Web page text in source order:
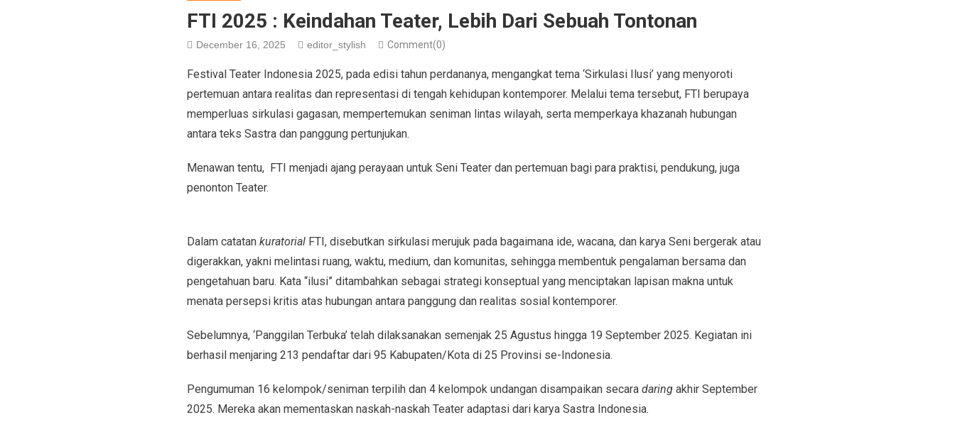
FTI 2025 : Keindahan Teater, Lebih Dari Sebuah Tontonan
December 16, 2025 editor_stylish Comment(0)
Festival Teater Indonesia 2025, pada edisi tahun perdananya, mengangkat tema ‘Sirkulasi Ilusi’ yang menyoroti
pertemuan antara realitas dan representasi di tengah kehidupan kontemporer. Melalui tema tersebut, FTI berupaya
memperluas sirkulasi gagasan, mempertemukan seniman lintas wilayah, serta memperkaya khazanah hubungan
antara teks Sastra dan panggung pertunjukan.
Menawan tentu, FTI menjadi ajang perayaan untuk Seni Teater dan pertemuan bagi para praktisi, pendukung, juga
penonton Teater.
Dalam catatan kuratorialFTI, disebutkan sirkulasi merujuk pada bagaimana ide, wacana, dan karya Seni bergerak atau
digerakkan, yakni melintasi ruang, waktu, medium, dan komunitas, sehingga membentuk pengalaman bersama dan
pengetahuan baru. Kata “ilusi” ditambahkan sebagai strategi konseptual yang menciptakan lapisan makna untuk
menata persepsi kritis atas hubungan antara panggung dan realitas sosial kontemporer.
Sebelumnya, ‘Panggilan Terbuka’ telah dilaksanakan semenjak 25 Agustus hingga 19 September 2025. Kegiatan ini
berhasil menjaring 213 pendaftar dari 95 Kabupaten/Kota di 25 Provinsi se-Indonesia.
Pengumuman 16 kelompok/seniman terpilih dan 4 kelompok undangan disampaikan secara daring akhir September
2025. Mereka akan mementaskan naskah-naskah Teater adaptasi dari karya Sastra Indonesia.